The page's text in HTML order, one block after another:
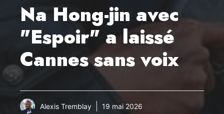
Na Hong-jin avec
"Espoir" a laissé
Cannes sans voix
Alexis Tremblay 19 mai 2026